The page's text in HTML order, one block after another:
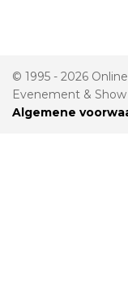
© 1995 - 2026
Evenement & Show
Algemene